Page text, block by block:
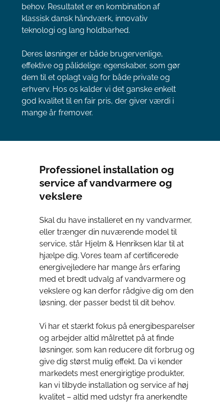
behov. Resultatet er en kombination af
klassisk dansk håndværk, innovativ
teknologi og lang holdbarhed.
Deres løsninger er både brugervenlige,
effektive og pålidelige: egenskaber, som gør
dem til et oplagt valg for både private og
erhverv. Hos os kalder vi det ganske enkelt
god kvalitet til en fair pris, der giver værdi i
mange år fremover.
Professionel installation og
service af vandvarmere og
vekslere
Skal du have installeret en ny vandvarmer,
eller trænger din nuværende model til
service, står Hjelm & Henriksen klar til at
hjælpe dig. Vores team af certificerede
energivejledere har mange års erfaring
med et bredt udvalg af vandvarmere og
vekslere og kan derfor rådgive dig om den
løsning, der passer bedst til dit behov.
Vi har et stærkt fokus på energibesparelser
og arbejder altid målrettet på at finde
løsninger, som kan reducere dit forbrug og
give dig størst mulig effekt. Da vi kender
markedets mest energirigtige produkter,
kan vi tilbyde installation og service af høj
kvalitet – altid med udstyr fra anerkendte